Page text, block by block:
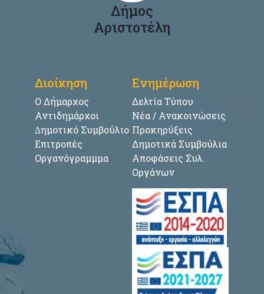
Δήμος
Αριστοτέλη
Διοίκηση
Ο Δήμαρχος
Αντιδημάρχοι
∆ημοτικό Συμβούλιο
Επιτροπές
Οργανόγραμμμα
Ενημέρωση
Δελτία Τύπου
Νέα / Ανακοινώσεις
Προκηρύξεις
Δημοτικά Συμβούλια
Αποφάσεις Συλ.
Οργάνων